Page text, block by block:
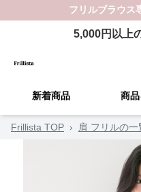
フリルブラウス
5,000円以上
新着商品 商
Frillista TOP › 肩 フリルの一